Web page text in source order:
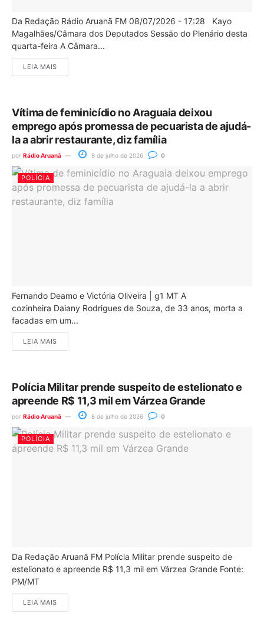
Da Redação Rádio Aruanã FM 08/07/2026 - 17:28 Kayo
Magalhães/Câmara dos Deputados Sessão do Plenário desta
quarta-feira A Câmara...
LEIA MAIS
Vítima de feminicídio no Araguaia deixou
emprego após promessa de pecuarista de ajudá-
la a abrir restaurante, diz família
por Rádio Aruanã 8 de julho de 2026 0
POLÍCIA
Fernando Deamo e Victória Oliveira | g1 MT A
cozinheira Daiany Rodrigues de Souza, de 33 anos, morta a
facadas em um...
LEIA MAIS
Polícia Militar prende suspeito de estelionato e
apreende R$ 11,3 mil em Várzea Grande
por Rádio Aruanã 8 de julho de 2026 0
POLÍCIA
Da Redação Aruanã FM Polícia Militar prende suspeito de
estelionato e apreende R$ 11,3 mil em Várzea Grande Fonte:
PM/MT
LEIA MAIS